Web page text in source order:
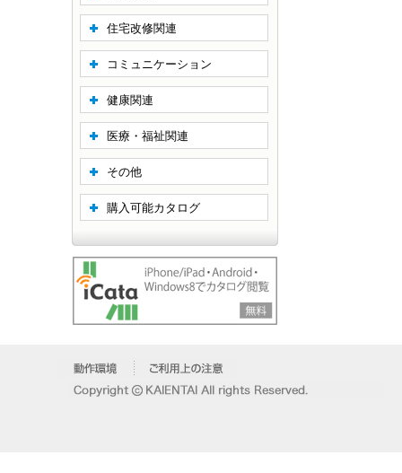
住宅改修関連
コミュニケーション
健康関連
医療・福祉関連
その他
購入可能カタログ